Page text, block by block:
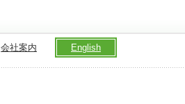
会社案内 English